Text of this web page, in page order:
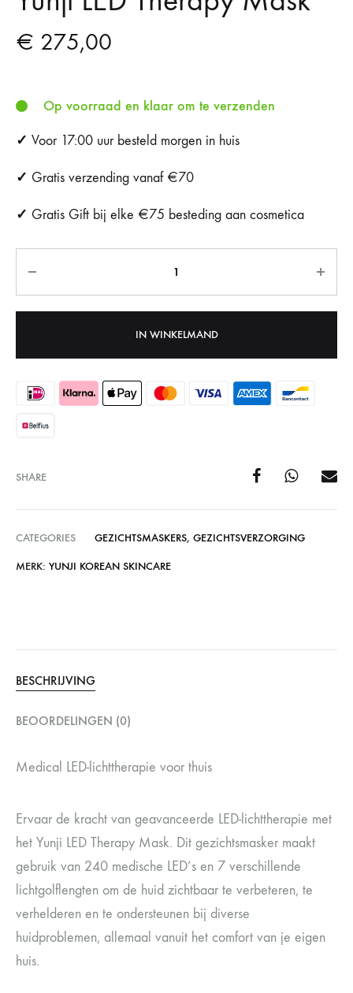
€ 275,00
Op voorraad en klaar om te verzenden
✓ Voor 17:00 uur besteld morgen in huis
✓ Gratis verzending vanaf €70
✓ Gratis Gift bij elke €75 besteding aan cosmetica
IN WINKELMAND
SHARE
CATEGORIES GEZICHTSMASKERS, GEZICHTSVERZORGING
MERK: YUNJI KOREAN SKINCARE
BESCHRIJVING
BEOORDELINGEN (0)
Medical LED-lichttherapie voor thuis
Ervaar de kracht van geavanceerde LED-lichttherapie met
het Yunji LED Therapy Mask. Dit gezichtsmasker maakt
gebruik van 240 medische LED’s en 7 verschillende
lichtgolflengten om de huid zichtbaar te verbeteren, te
verhelderen en te ondersteunen bij diverse
huidproblemen, allemaal vanuit het comfort van je eigen
huis.